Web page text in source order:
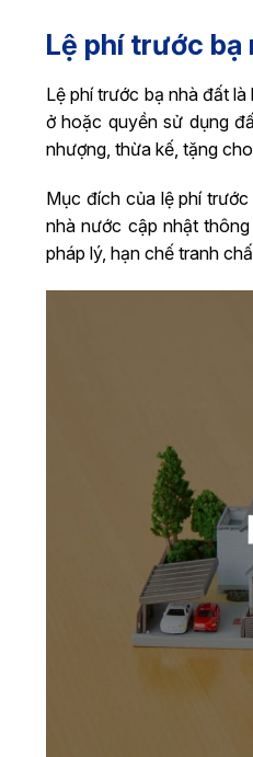
Lệ phí trước bạ
Lệ phí trước bạ nhà đất
ở hoặc quyền sử dụng
nhượng, thừa kế, tặng
Mục đích của lệ phí
nhà nước cập nhật
pháp lý, hạn chế tranh